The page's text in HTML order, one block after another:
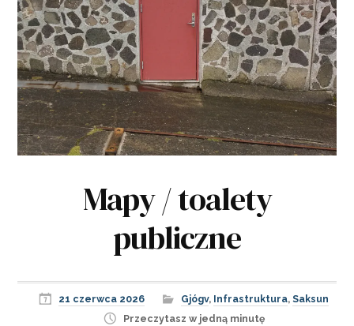
Mapy / toalety
publiczne
21 czerwca 2026 Gjógv, Infrastruktura, Saksun
Przeczytasz w jedną minutę